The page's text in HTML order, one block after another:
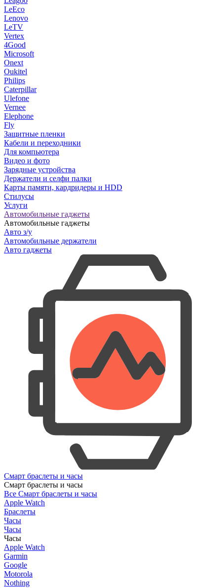
LeEco
Lenovo
LeTV
Vertex
4Good
Microsoft
Onext
Oukitel
Philips
Caterpillar
Ulefone
Vernee
Elephone
Fly
Защитные пленки
Кабели и переходники
Для компьютера
Видео и фото
Зарядные устройства
Держатели и селфи палки
Карты памяти, кардридеры и HDD
Стилусы
Услуги
Автомобильные гаджеты
Автомобильные гаджеты
Авто з/у
Автомобильные держатели
Авто гаджеты
Смарт браслеты и часы
Смарт браслеты и часы
Все Смарт браслеты и часы
Apple Watch
Браслеты
Часы
Часы
Часы
Apple Watch
Garmin
Google
Motorola
Nothing